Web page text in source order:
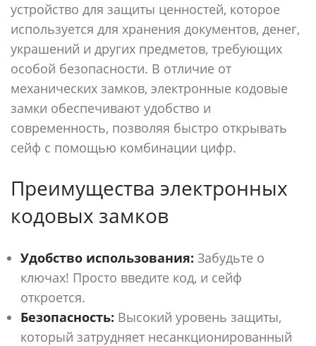
устройство для защиты ценностей, которое
используется для хранения документов, денег,
украшений и других предметов, требующих
особой безопасности. В отличие от
механических замков, электронные кодовые
замки обеспечивают удобство и
современность, позволяя быстро открывать
сейф с помощью комбинации цифр.
Преимущества электронных
кодовых замков
Удобство использования: Забудьте о
ключах! Просто введите код, и сейф
откроется.
Безопасность: Высокий уровень защиты,
который затрудняет несанкционированный